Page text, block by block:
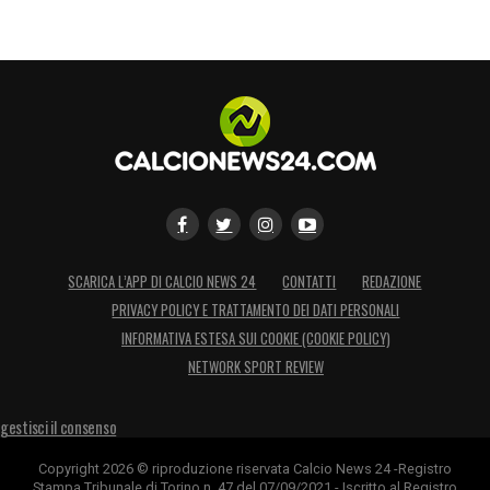
LA PLAYLIST DELLE NOSTRE TOP NEWS
SCARICA L’APP DI CALCIO NEWS 24 CONTATTI
REDAZIONE
PRIVACY POLICY E TRATTAMENTO DEI DATI PERSONALI
INFORMATIVA ESTESA SUI COOKIE (COOKIE POLICY)
NETWORK SPORT REVIEW
gestisci il consenso
Copyright 2026 © riproduzione riservata Calcio News 24 -Registro